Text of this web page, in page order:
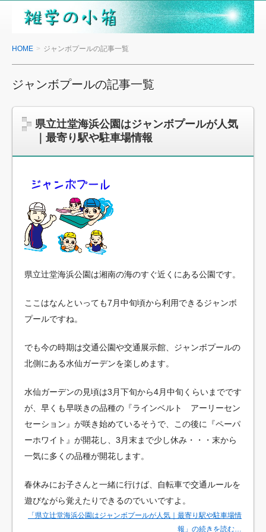
雑
の
小
箱
HOME ジャンボプールの記事一覧
ジャンボプールの記事一覧
県立辻堂海浜公園はジャンボプールが人気
｜最寄り駅や駐車場情報
県立辻堂海浜公園は湘南の海のすぐ近くにある公園です。
ここはなんといっても7月中旬頃から利用できるジャンボ
プールですね。
でも今の時期は交通公園や交通展示館、ジャンボプールの
北側にある水仙ガーデンを楽しめます。
水仙ガーデンの見頃は3月下旬から4月中旬くらいまでです
が、早くも早咲きの品種の『ラインベルト アーリーセン
セーション』が咲き始めているそうで、この後に『ペーパ
ーホワイト』が開花し、3月末まで少し休み・・・末から
一気に多くの品種が開花します。
春休みにお子さんと一緒に行けば、自転車で交通ルールを
遊びながら覚えたりできるのでいいですよ。
「県立辻堂海浜公園はジャンボプールが人気｜最寄り駅や駐車場情
報」の続きを読む…